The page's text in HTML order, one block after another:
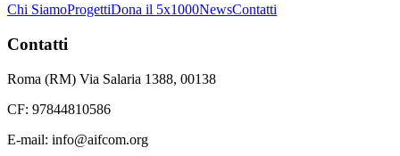
Chi SiamoProgettiDona il 5x1000NewsContatti
Contatti
Roma (RM) Via Salaria 1388, 00138
CF: 97844810586
E-mail: info@aifcom.org